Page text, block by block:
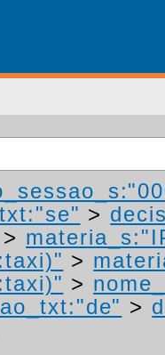
>
>
>
>
>